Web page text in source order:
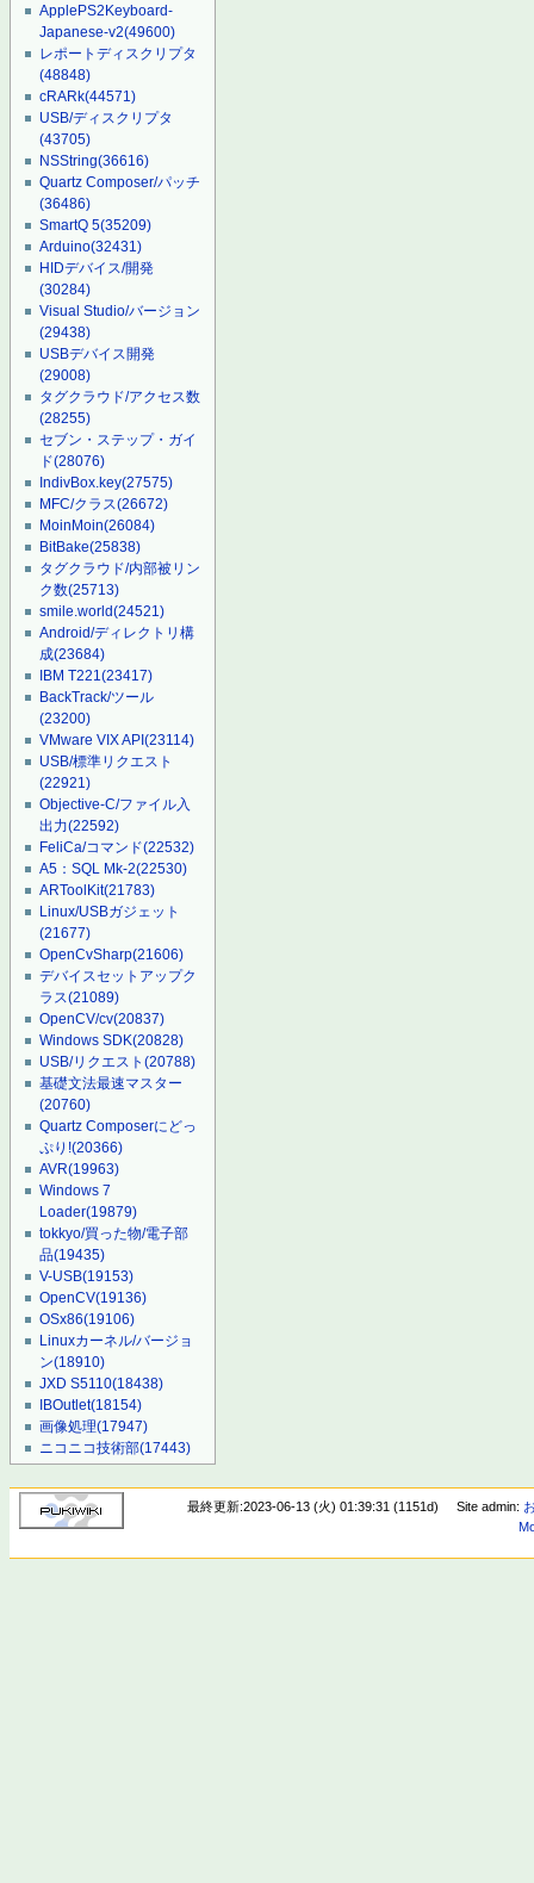
ApplePS2Keyboard-
Japanese-v2(49600)
レポートディスクリプタ
(48848)
cRARk(44571)
USB/ディスクリプタ
(43705)
NSString(36616)
Quartz Composer/パッチ
(36486)
SmartQ 5(35209)
Arduino(32431)
HIDデバイス/開発
(30284)
Visual Studio/バージョン
(29438)
USBデバイス開発
(29008)
タグクラウド/アクセス数
(28255)
セブン・ステップ・ガイ
ド(28076)
IndivBox.key(27575)
MFC/クラス(26672)
MoinMoin(26084)
BitBake(25838)
タグクラウド/内部被リン
ク数(25713)
smile.world(24521)
Android/ディレクトリ構
成(23684)
IBM T221(23417)
BackTrack/ツール
(23200)
VMware VIX API(23114)
USB/標準リクエスト
(22921)
Objective-C/ファイル入
出力(22592)
FeliCa/コマンド(22532)
A5：SQL Mk-2(22530)
ARToolKit(21783)
Linux/USBガジェット
(21677)
OpenCvSharp(21606)
デバイスセットアップク
ラス(21089)
OpenCV/cv(20837)
Windows SDK(20828)
USB/リクエスト(20788)
基礎文法最速マスター
(20760)
Quartz Composerにどっ
ぷり!(20366)
AVR(19963)
Windows 7
Loader(19879)
tokkyo/買った物/電子部
品(19435)
V-USB(19153)
OpenCV(19136)
OSx86(19106)
Linuxカーネル/バージョ
ン(18910)
JXD S5110(18438)
IBOutlet(18154)
画像処理(17947)
ニコニコ技術部(17443)
最終更新:2023-06-13 (火) 01:39:31 (1151d) Site admin: